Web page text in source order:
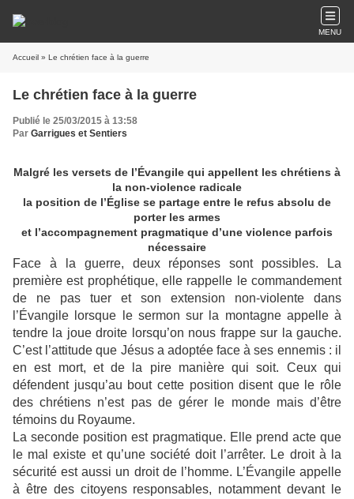
MENU
Accueil » Le chrétien face à la guerre
Le chrétien face à la guerre
Publié le 25/03/2015 à 13:58
Par Garrigues et Sentiers
Malgré les versets de l’Évangile qui appellent les chrétiens à
la non-violence radicale
la position de l’Église se partage entre le refus absolu de
porter les armes
et l’accompagnement pragmatique d’une violence parfois
nécessaire
Face à la guerre, deux réponses sont possibles. La
première est prophétique, elle rappelle le commandement
de ne pas tuer et son extension non-violente dans
l’Évangile lorsque le sermon sur la montagne appelle à
tendre la joue droite lorsqu’on nous frappe sur la gauche.
C’est l’attitude que Jésus a adoptée face à ses ennemis : il
en est mort, et de la pire manière qui soit. Ceux qui
défendent jusqu’au bout cette position disent que le rôle
des chrétiens n’est pas de gérer le monde mais d’être
témoins du Royaume.
La seconde position est pragmatique. Elle prend acte que
le mal existe et qu’une société doit l’arrêter. Le droit à la
sécurité est aussi un droit de l’homme. L’Évangile appelle
à être des citoyens responsables, notamment devant le